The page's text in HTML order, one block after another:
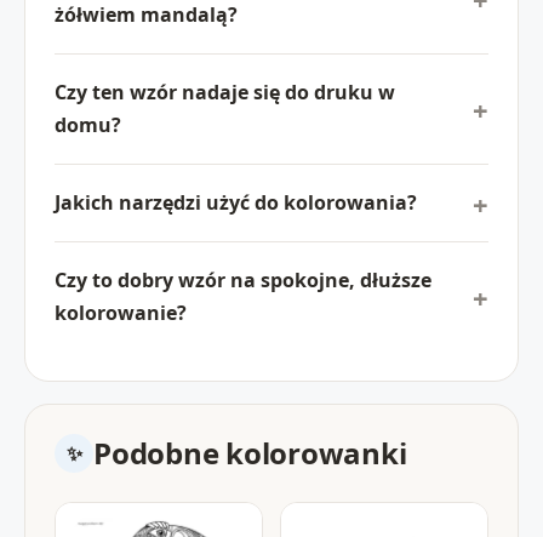
żółwiem mandalą?
Czy ten wzór nadaje się do druku w
domu?
Jakich narzędzi użyć do kolorowania?
Czy to dobry wzór na spokojne, dłuższe
kolorowanie?
Podobne kolorowanki